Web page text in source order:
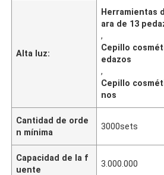
Alta luz:
Herramientas
ara de 13
,
Cepillo
edazos
,
Cepillo
nos
Cantidad de orde
n mínima
3000sets
Capacidad de la f
uente
3.000.000